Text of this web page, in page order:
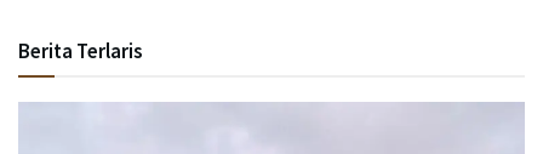
Berita Terlaris